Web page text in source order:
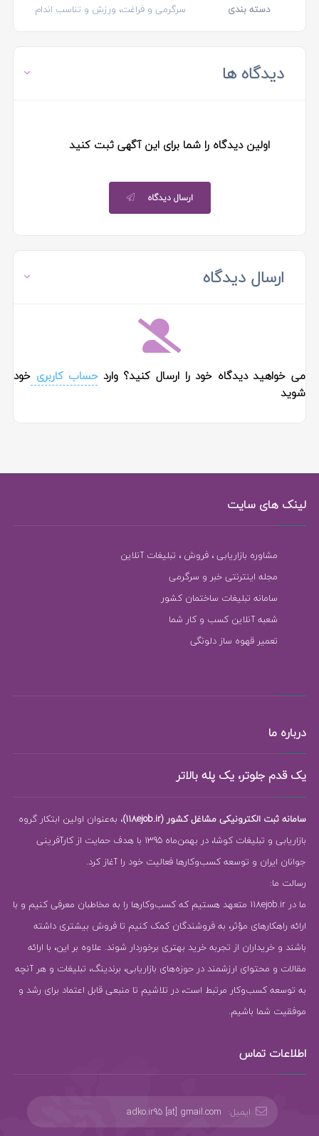
دسته بندی سرگرمی و فراغت، ورزش و تناسب اندام
دیدگاه ها
اولین دیدگاه را شما برای این آگهی ثبت کنید
ارسال دیدگاه
ارسال دیدگاه
می خواهید دیدگاه خود را ارسال کنید؟ واردحساب کاربریخود
شوید
لینک های سایت
مشاوره بازاریابی ، فروش ، تبلیغات آنلاین
مجله اینترنتی خبر و سرگرمی
سامانه تبلیغات ساختمان کشور
شعبه آنلاین کسب و کار شما
تعمیر قهوه ساز دلونگی
درباره ما
یک قدم جلوتر، یک پله بالاتر
سامانه ثبت الکترونیکی مشاغل کشور (118ejob.ir)
، به‌عنوان اولین ابتکار گروه
بازاریابی و تبلیغات کوشا، در بهمن‌ماه 1395 با هدف حمایت از کارآفرینی
جوانان ایران و توسعه کسب‌وکارها فعالیت خود را آغاز کرد.
رسالت ما:
ما در 118ejob.ir متعهد هستیم که کسب‌وکارها را به مخاطبان معرفی کنیم و با
ارائه راهکارهای مؤثر، به فروشندگان کمک کنیم تا فروش بیشتری داشته
باشند و خریداران از تجربه خرید بهتری برخوردار شوند. علاوه بر این، با ارائه
مقالات و محتوای ارزشمند در حوزه‌های بازاریابی، برندینگ، تبلیغات و هر آنچه
به توسعه کسب‌وکار مرتبط است، در تلاشیم تا منبعی قابل اعتماد برای رشد و
موفقیت شما باشیم.
اطلاعات تماس
ایمیل: adko.ir95 [at] gmail.com